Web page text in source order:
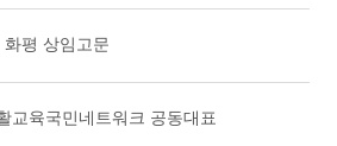
화평 상임고문
교육국민네트워크 공동대표